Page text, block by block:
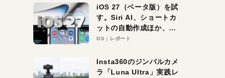
iOS 27（ベータ版）を試
す。Siri AI、ショートカ
ットの自動作成ほか、期
待大の便利機能5選。
る未来はすぐそこ！
OS レポート
Insta360のジンバルカメ
ラ「Luna Ultra」実践レ